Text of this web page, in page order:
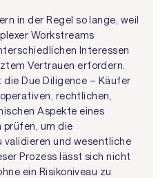
in der Regel so lange, weil
Workstreams
Interessen
Vertrauen erfordern.
Due Diligence – Käufer
rechtlichen,
Aspekte eines
prüfen, um die
und wesentliche
Prozess lässt sich nicht
ein Risikoniveau zu